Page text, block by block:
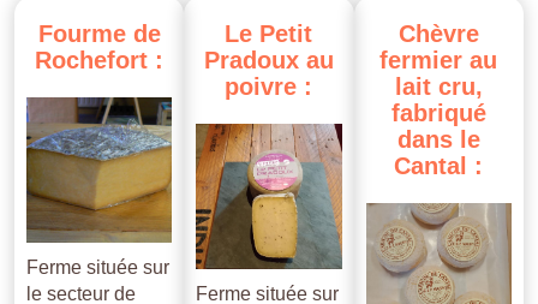
Fourme de
Rochefort :
Ferme située sur
le secteur de
Le Petit
Pradoux au
poivre :
Ferme située sur
Chèvre
fermier au
lait cru,
fabriqué
dans le
Cantal :